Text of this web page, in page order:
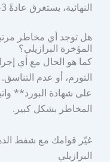
النهائية، يستغرق عادةً 3-6 أشهر.
هل توجد أي مخاطر
المؤخرة البرازيلي؟
كما هو الحال مع أي
التورم، أو عدم
على شهادة البورد**
المخاطر بشكل كبير.
غيّر قوامك مع شفط
البرازيلي